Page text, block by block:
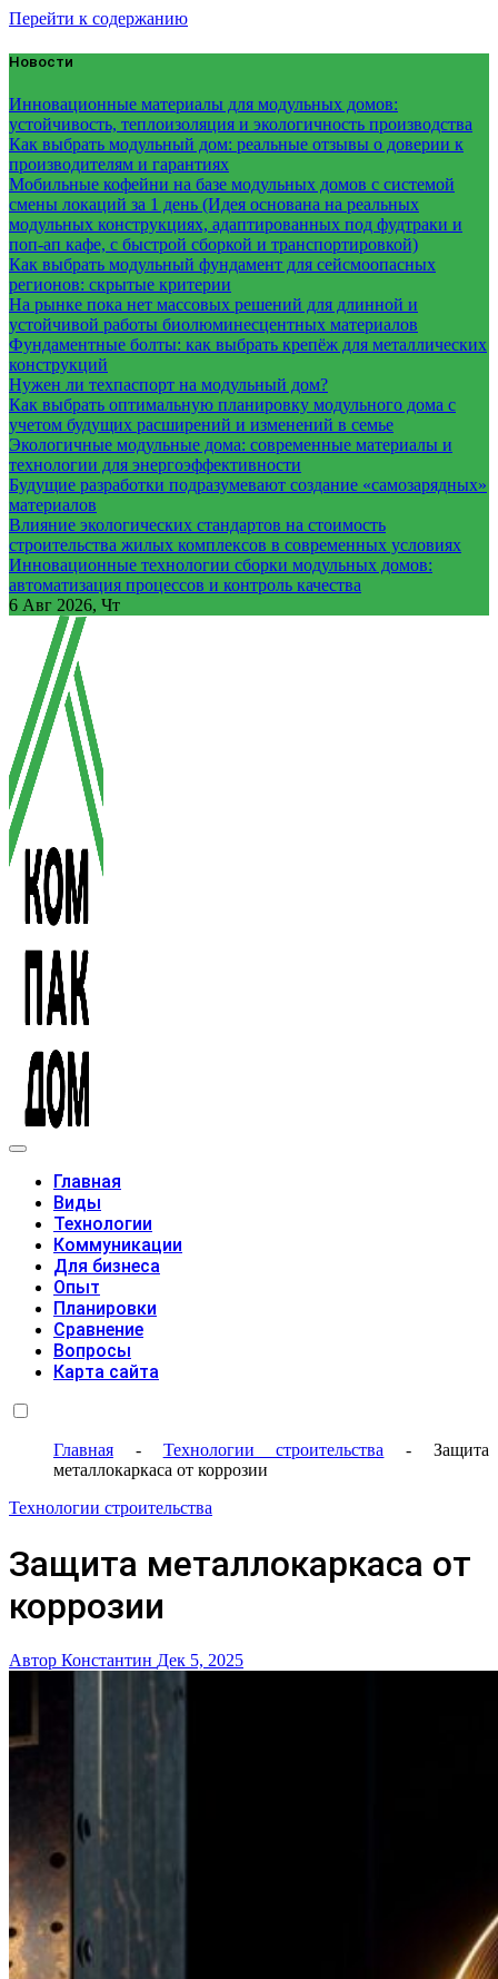
Перейти к содержанию
Новости
Инновационные материалы для модульных домов:
устойчивость, теплоизоляция и экологичность производства
Как выбрать модульный дом: реальные отзывы о доверии к
производителям и гарантиях
Мобильные кофейни на базе модульных домов с системой
смены локаций за 1 день (Идея основана на реальных
модульных конструкциях, адаптированных под фудтраки и
поп-ап кафе, с быстрой сборкой и транспортировкой)
Как выбрать модульный фундамент для сейсмоопасных
регионов: скрытые критерии
На рынке пока нет массовых решений для длинной и
устойчивой работы биолюминесцентных материалов
Фундаментные болты: как выбрать крепёж для металлических
конструкций
Нужен ли техпаспорт на модульный дом?
Как выбрать оптимальную планировку модульного дома с
учетом будущих расширений и изменений в семье
Экологичные модульные дома: современные материалы и
технологии для энергоэффективности
Будущие разработки подразумевают создание «самозарядных»
материалов
Влияние экологических стандартов на стоимость
строительства жилых комплексов в современных условиях
Инновационные технологии сборки модульных домов:
автоматизация процессов и контроль качества
6 Авг 2026, Чт
Главная
Виды
Технологии
Коммуникации
Для бизнеса
Опыт
Планировки
Сравнение
Вопросы
Карта сайта
Главная - Технологии строительства -Защита
металлокаркаса от коррозии
Технологии строительства
Защита металлокаркаса от
коррозии
Автор Константин Дек 5, 2025